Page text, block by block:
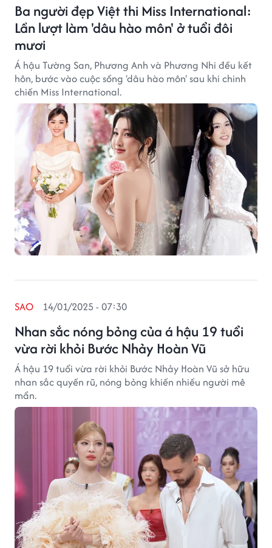
Ba người đẹp Việt thi Miss International:
Lần lượt làm 'dâu hào môn' ở tuổi đôi
mươi
Á hậu Tường San, Phương Anh và Phương Nhi đều kết
hôn, bước vào cuộc sống 'dâu hào môn' sau khi chinh
chiến Miss International.
Nhan sắc nóng bỏng của á hậu 19 tuổi
vừa rời khỏi Bước Nhảy Hoàn Vũ
SAO 14/01/2025 - 07:30
Á hậu 19 tuổi vừa rời khỏi Bước Nhảy Hoàn Vũ sở hữu
nhan sắc quyến rũ, nóng bỏng khiến nhiều người mê
mẩn.